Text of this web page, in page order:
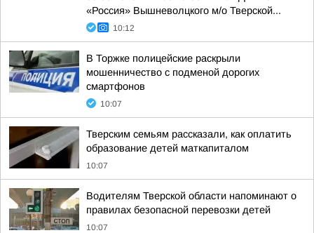
«Россия» Вышневолцкого м/о Тверской...
10:12
В Торжке полицейские раскрыли
мошенничество с подменой дорогих
смартфонов
10:07
Тверским семьям рассказали, как оплатить
образование детей маткапиталом
10:07
Водителям Тверской области напоминают о
правилах безопасной перевозки детей
10:07